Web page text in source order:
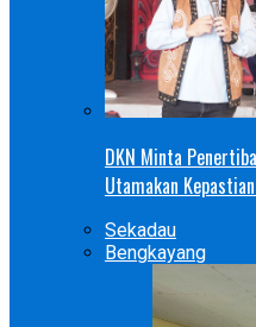
DKN Minta
Utamakan
Sekadau
Bengkayang